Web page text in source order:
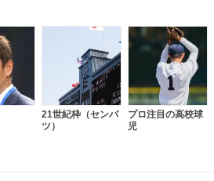
21世紀枠（センバ
ツ）
プロ注目の高校球
児